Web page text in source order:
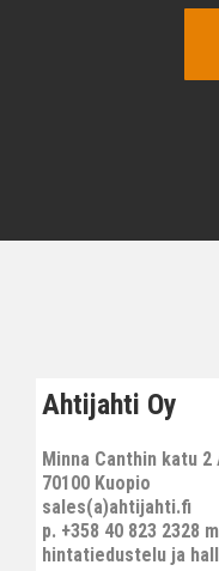
Ahtijahti Oy
Minna Canthin katu 2
70100 Kuopio
sales(a)ahtijahti.fi
p. +358 40 823 2328
hintatiedustelu ja